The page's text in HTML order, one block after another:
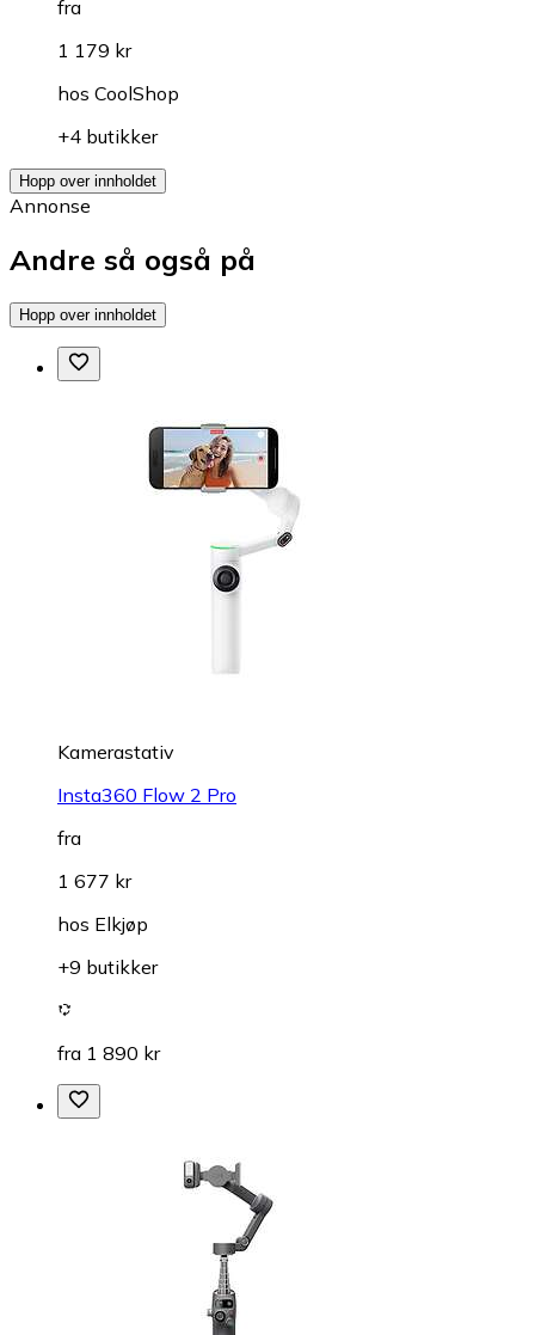
fra
1 179 kr
hos CoolShop
+4 butikker
Hopp over innholdet
Annonse
Andre så også på
Hopp over innholdet
Kamerastativ
Insta360 Flow 2 Pro
fra
1 677 kr
hos Elkjøp
+9 butikker
fra 1 890 kr